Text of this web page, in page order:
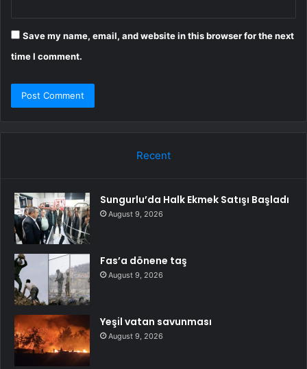
Save my name, email, and website in this browser for the next
time I comment.
Recent
Sungurlu’da Halk Ekmek Satışı Başladı
August 9, 2026
Fas’a dönene taş
August 9, 2026
Yeşil vatan savunması
August 9, 2026